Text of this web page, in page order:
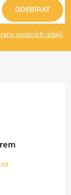
osobních údajů
ODEBÍRAT